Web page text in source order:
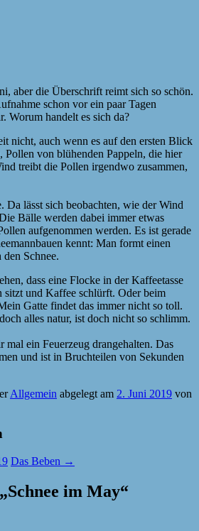
aber die Überschrift reimt sich so schön.
schon vor ein paar Tagen
Worum handelt es sich da?
nicht, auch wenn es auf den ersten Blick
Pollen von blühenden Pappeln, die hier
treibt die Pollen irgendwo zusammen,
Da lässt sich beobachten, wie der Wind
Bälle werden dabei immer etwas
aufgenommen werden. Es ist gerade
kennt: Man formt einen
Schnee.
dass eine Flocke in der Kaffeetasse
sitzt und Kaffee schlürft. Oder beim
Gatte findet das immer nicht so toll.
alles natur, ist doch nicht so schlimm.
mal ein Feuerzeug drangehalten. Das
und ist in Bruchteilen von Sekunden
Allgemein abgelegt am 2. Juni 2019 von
Das Beben →
Schnee im May“